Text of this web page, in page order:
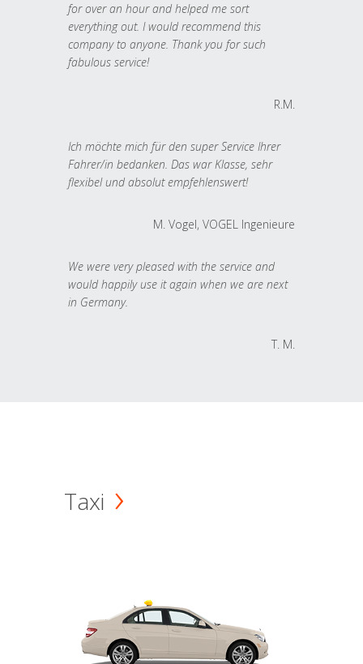
for over an hour and helped me sort
everything out. I would recommend this
company to anyone. Thank you for such
fabulous service!
R.M.
Ich möchte mich für den super Service Ihrer
Fahrer/in bedanken. Das war Klasse, sehr
flexibel und absolut empfehlenswert!
M. Vogel, VOGEL Ingenieure
We were very pleased with the service and
would happily use it again when we are next
in Germany.
T. M.
Taxi